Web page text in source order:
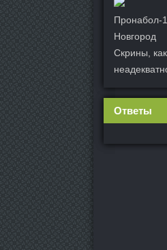
Пронабол-
Новгород
Скрины,
Ответы